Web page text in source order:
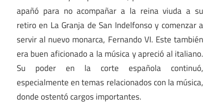
apañó para no acompañar a la reina viuda a su
retiro en La Granja de San Indelfonso y comenzar a
servir al nuevo monarca, Fernando VI. Este también
era buen aficionado a la música y apreció al italiano.
Su poder en la corte española continuó,
especialmente en temas relacionados con la música,
donde ostentó cargos importantes.